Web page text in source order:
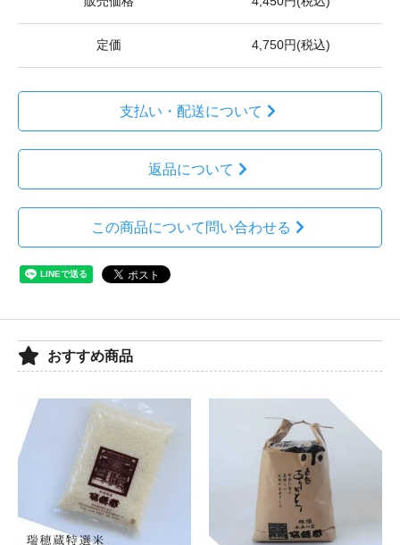
定価 4,750円(税込)
支払い・配送について
返品について
この商品について問い合わせる
おすすめ商品